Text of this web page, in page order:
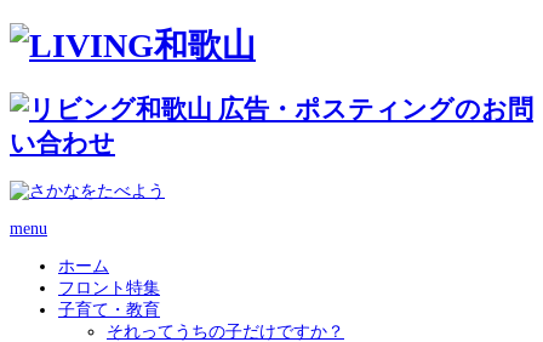
menu
ホーム
フロント特集
子育て・教育
それってうちの子だけですか？